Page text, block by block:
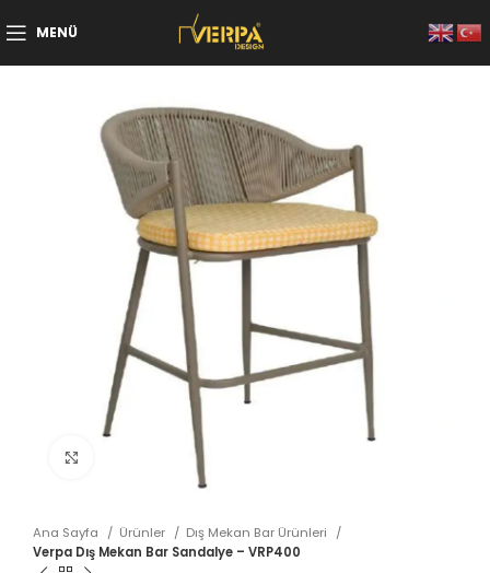
MENÜ
Büyütmek için tıklayın
Ana Sayfa Ürünler
Dış Mekan Bar Ürünleri
Verpa Dış Mekan Bar Sandalye – VRP400